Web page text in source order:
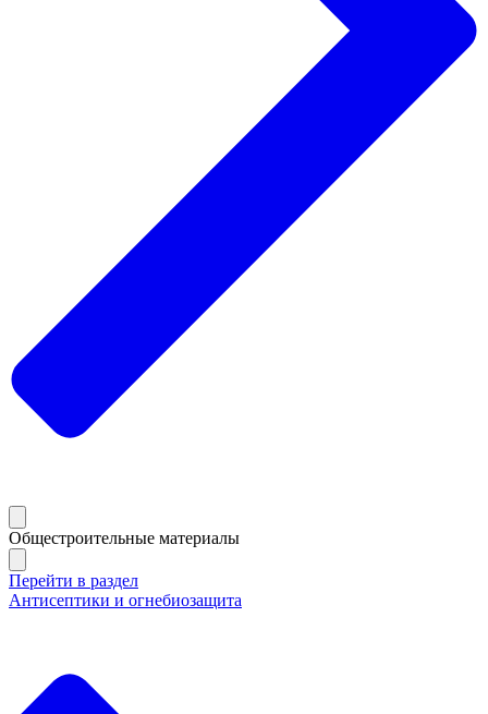
Общестроительные материалы
Перейти в раздел
Антисептики и огнебиозащита